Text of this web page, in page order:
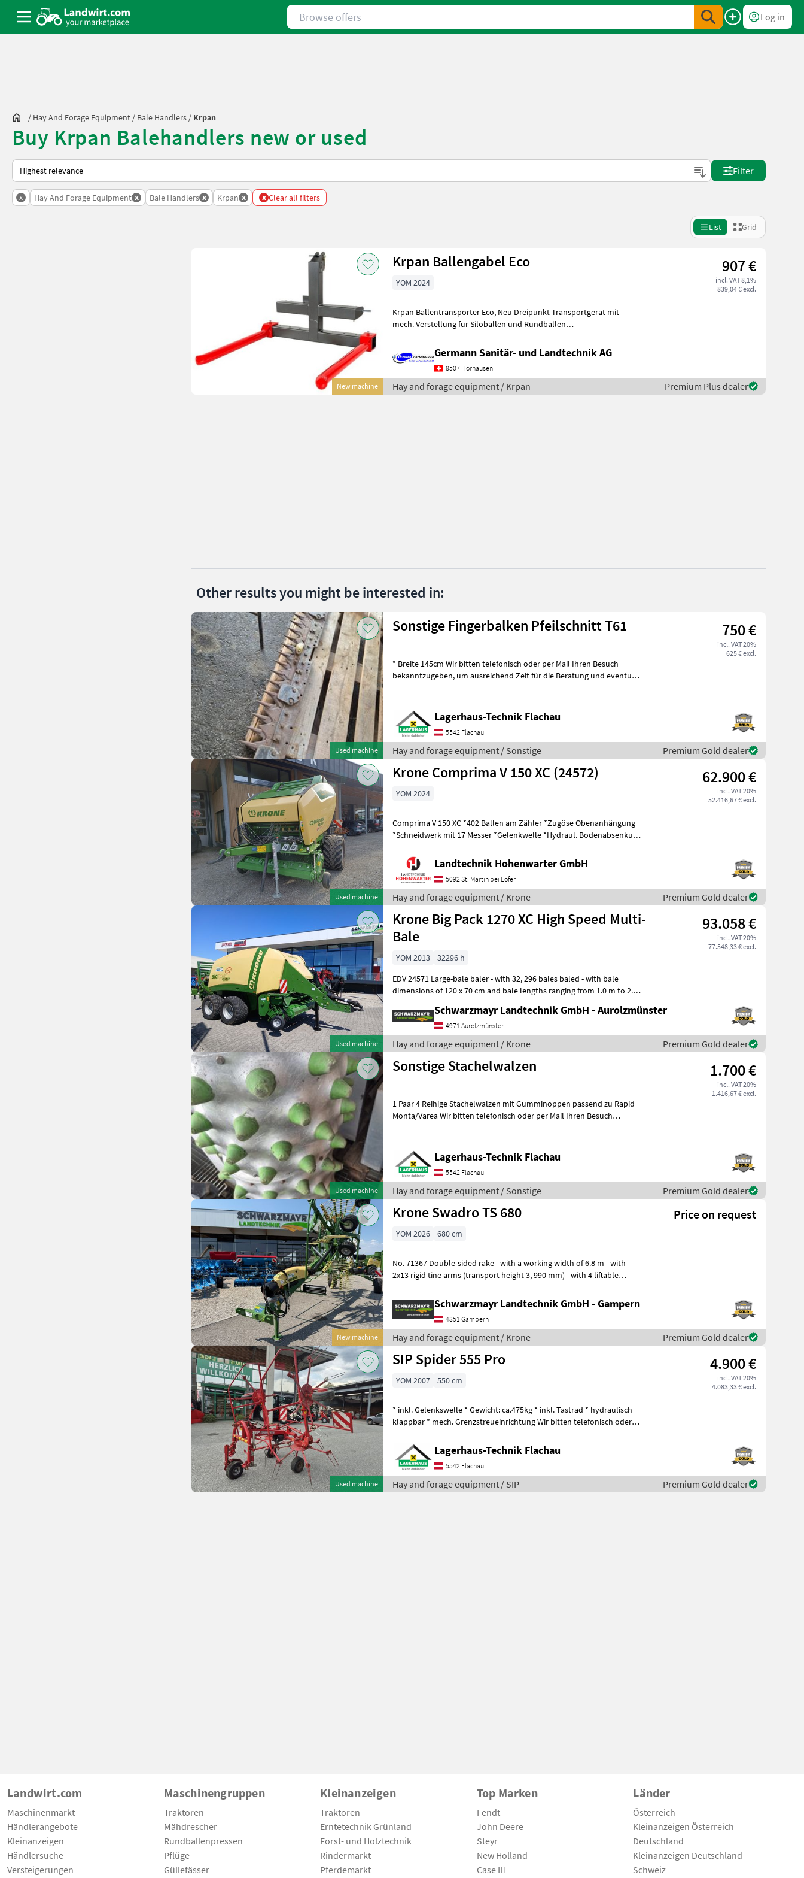
Browse offers
Log in
/ Hay And Forage Equipment / Bale Handlers / Krpan
Buy Krpan Balehandlers new or used
This is how sorting works on Landwirt.com
Filter
x Hay And Forage Equipment x Bale Handlers x Krpan x x Clear all filters
List Grid
New machine
Krpan Ballengabel Eco 907 €
incl. VAT 8,1%
839,04 € excl.
YOM 2024
Krpan Ballentransporter Eco, Neu Dreipunkt Transportgerät mit
mech. Verstellung für Siloballen und Rundballen
Germann Sanitär- und Landtechnik AG
8507 Hörhausen
Hay and forage equipment / Krpan Premium Plus dealer
Other results you might be interested in:
Used machine
Sonstige Fingerbalken Pfeilschnitt T61 750 €
incl. VAT 20%
625 € excl.
* Breite 145cm Wir bitten telefonisch oder per Mail Ihren Besuch
bekanntzugeben, um ausreichend Zeit für die Beratung und eventuell
Lagerhaus-Technik Flachau
5542 Flachau
Hay and forage equipment / Sonstige Premium Gold dealer
Used machine
Krone Comprima V 150 XC (24572) 62.900 €
incl. VAT 20%
52.416,67 € excl.
YOM 2024
Comprima V 150 XC *402 Ballen am Zähler *Zugöse Obenanhängung
*Schneidwerk mit 17 Messer *Gelenkwelle *Hydraul. Bodenabsenkung
Landtechnik Hohenwarter GmbH
5092 St. Martin bei Lofer
Hay and forage equipment / Krone Premium Gold dealer
Used machine
Krone Big Pack 1270 XC High Speed Multi-
Bale
93.058 €
incl. VAT 20%
77.548,33 € excl.
YOM 2013
32296 h
EDV 24571 Large-bale baler - with 32, 296 bales baled - with bale
dimensions of 120 x 70 cm and bale lengths ranging from 1.0 m to 2.70
Schwarzmayr Landtechnik GmbH - Aurolzmünster
4971 Aurolzmünster
Hay and forage equipment / Krone Premium Gold dealer
Used machine
Sonstige Stachelwalzen 1.700 €
incl. VAT 20%
1.416,67 € excl.
1 Paar 4 Reihige Stachelwalzen mit Gumminoppen passend zu Rapid
Monta/Varea Wir bitten telefonisch oder per Mail Ihren Besuch
Lagerhaus-Technik Flachau
5542 Flachau
Hay and forage equipment / Sonstige Premium Gold dealer
New machine
Krone Swadro TS 680 Price on request
YOM 2026 680 cm
No. 71367 Double-sided rake - with a working width of 6.8 m - with
2x13 rigid tine arms (transport height 3, 990 mm) - with 4 liftable
Schwarzmayr Landtechnik GmbH - Gampern
4851 Gampern
Hay and forage equipment / Krone Premium Gold dealer
Used machine
SIP Spider 555 Pro 4.900 €
incl. VAT 20%
4.083,33 € excl.
YOM 2007 550 cm
* inkl. Gelenkswelle * Gewicht: ca.475kg * inkl. Tastrad * hydraulisch
klappbar * mech. Grenzstreueinrichtung Wir bitten telefonisch oder
Lagerhaus-Technik Flachau
5542 Flachau
Hay and forage equipment / SIP Premium Gold dealer
Landwirt.com
Maschinenmarkt
Händlerangebote
Kleinanzeigen
Händlersuche
Versteigerungen
Maschinengruppen
Traktoren
Mähdrescher
Rundballenpressen
Pflüge
Güllefässer
Kleinanzeigen
Traktoren
Erntetechnik Grünland
Forst- und Holztechnik
Rindermarkt
Pferdemarkt
Top Marken
Fendt
John Deere
Steyr
New Holland
Case IH
Länder
Österreich
Kleinanzeigen Österreich
Deutschland
Kleinanzeigen Deutschland
Schweiz